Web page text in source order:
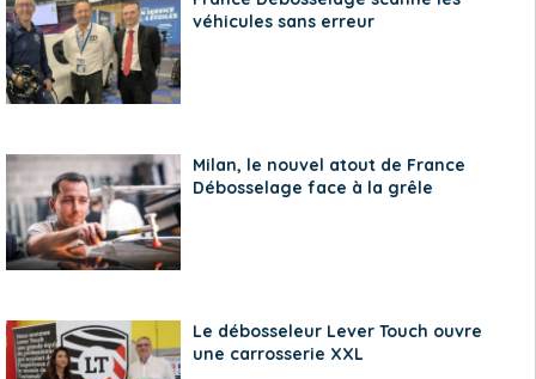
véhicules sans erreur
Milan, le nouvel atout de France
Débosselage face à la grêle
Le débosseleur Lever Touch ouvre
une carrosserie XXL